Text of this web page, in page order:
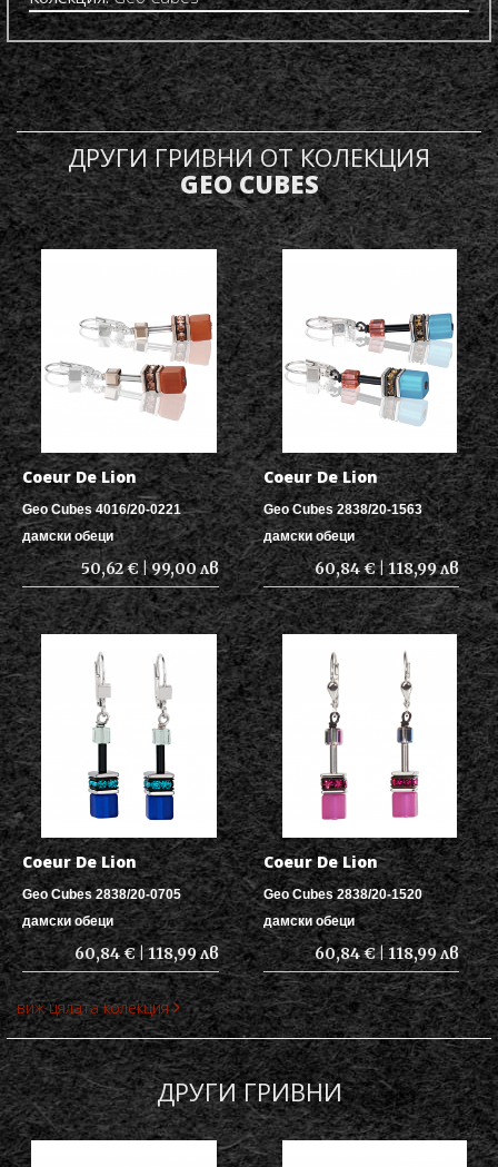
ДРУГИ ГРИВНИ ОТ КОЛЕКЦИЯ
GEO CUBES
Coeur De Lion
Geo Cubes 4016/20-0221
дамски обеци
50,62 € | 99,00 лв
Coeur De Lion
Geo Cubes 2838/20-1563
дамски обеци
60,84 € | 118,99 лв
Coeur De Lion
Geo Cubes 2838/20-0705
дамски обеци
60,84 € | 118,99 лв
Coeur De Lion
Geo Cubes 2838/20-1520
дамски обеци
60,84 € | 118,99 лв
виж цялата колекция
ДРУГИ ГРИВНИ